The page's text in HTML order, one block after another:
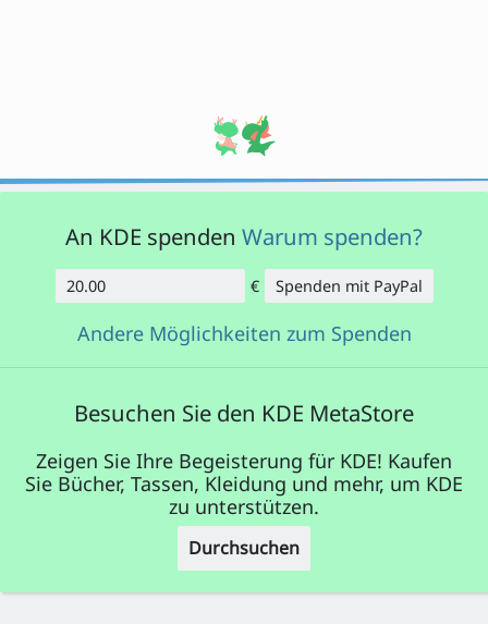
An KDE spenden Warum spenden?
Betrag
€ Spenden mit PayPal
Andere Möglichkeiten zum Spenden
Besuchen Sie den KDE MetaStore
Zeigen Sie Ihre Begeisterung für KDE! Kaufen
Sie Bücher, Tassen, Kleidung und mehr, um KDE
zu unterstützen.
Durchsuchen